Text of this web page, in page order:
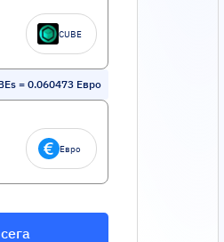
CUBE
= 0.060473 Евро
Евро